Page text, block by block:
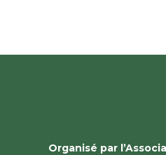
Organisé par